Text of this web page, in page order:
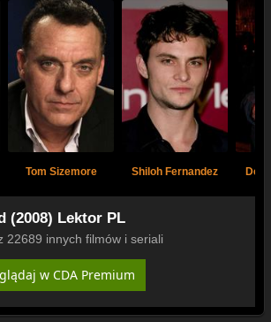
Tom Sizemore Shiloh Fernandez
(2008) Lektor PL
22689 innych filmów i seriali
w CDA Premium